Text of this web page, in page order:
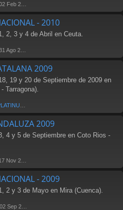
Feb 2011 16:01
- 2010
2, 3 y 4 de Abril en Ceuta.
Ago 2010 18:03
2009
19 y 20 de Septiembre de 2009 en
Tarragona).
2009
4 y 5 de Septiembre en Coto Rios -
Nov 2009 18:20
- 2009
2 y 3 de Mayo en Mira (Cuenca).
, 02 Sep 2010 16:44